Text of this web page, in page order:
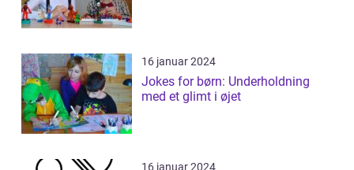
16 januar 2024
Jokes for børn: Underholdning
med et glimt i øjet
16 januar 2024